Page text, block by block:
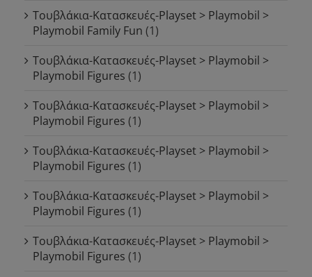
Τουβλάκια-Κατασκευές-Playset > Playmobil >
Playmobil Family Fun (1)
Τουβλάκια-Κατασκευές-Playset > Playmobil >
Playmobil Figures (1)
Τουβλάκια-Κατασκευές-Playset > Playmobil >
Playmobil Figures (1)
Τουβλάκια-Κατασκευές-Playset > Playmobil >
Playmobil Figures (1)
Τουβλάκια-Κατασκευές-Playset > Playmobil >
Playmobil Figures (1)
Τουβλάκια-Κατασκευές-Playset > Playmobil >
Playmobil Figures (1)